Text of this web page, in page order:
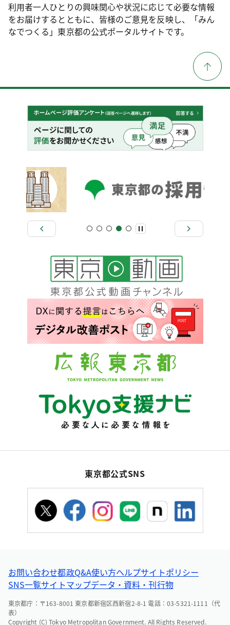
利用者一人ひとりの興味関心や状況に応じて必要な情報
をお届けするとともに、皆様のご意見を反映し、「みん
なでつくる」東京都の公式ポータルサイトです。
東京都公式SNS
お問い合わせ都政Q&A使い方ヘルプサイトポリシー
SNS一覧サイトマップデータ・資料・刊行物
東京都庁：〒163-8001 東京都新宿区西新宿2-8-1 電話：03-5321-1111（代
表）
Copyright (C) Tokyo Metropolitan Government. All Rights Reserved.